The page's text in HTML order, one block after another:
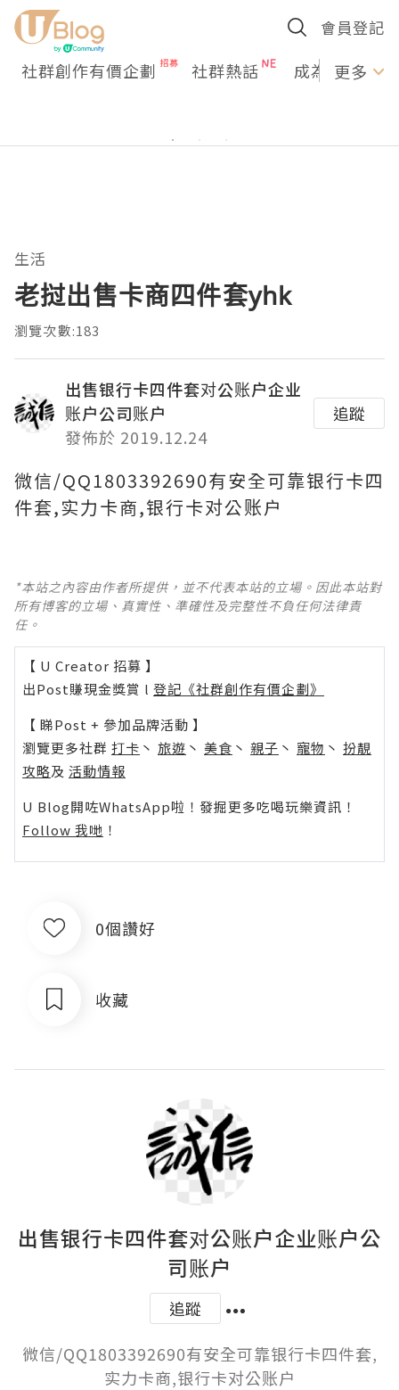
會員登記
社群創作有價企劃 社群熱話 成為U更多
生活
老挝出售卡商四件套yhk
瀏覽次數:183
出售银行卡四件套对公账户企业
账户公司账户
發佈於 2019.12.24
追蹤
微信/QQ1803392690有安全可靠银行卡四
件套,实力卡商,银行卡对公账户
*本站之內容由作者所提供，並不代表本站的立場。因此本站對
所有博客的立場、真實性、準確性及完整性不負任何法律責
任。
【 U Creator 招募 】
出Post賺現金獎賞 l 登記《社群創作有價企劃》
【 睇Post + 參加品牌活動 】
瀏覽更多社群 打卡 丶 旅遊 丶 美食 丶 親子 丶 寵物 丶 扮靚
攻略及 活動情報
U Blog開咗WhatsApp啦！發掘更多吃喝玩樂資訊！
Follow 我哋 ！
0個讚好
收藏
出售银行卡四件套对公账户企业账户公
司账户
追蹤
微信/QQ1803392690有安全可靠银行卡四件套,
实力卡商,银行卡对公账户